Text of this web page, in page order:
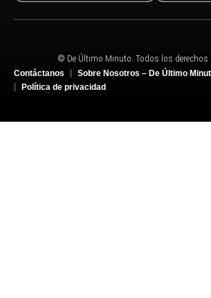
© De Último Minuto. Todos los derechos
Contáctanos
Sobre Nosotros – De Último
Política de privacidad